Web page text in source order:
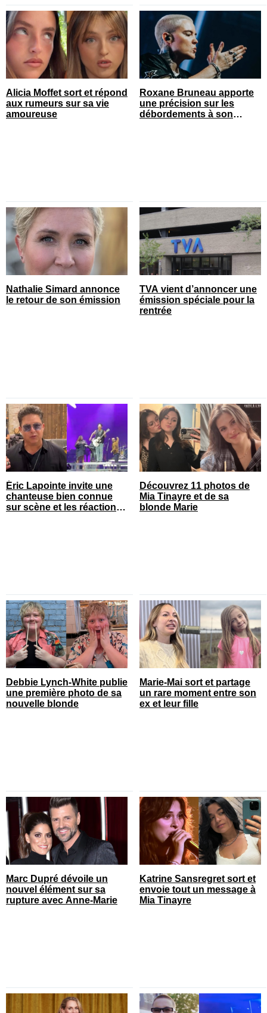
Alicia Moffet sort et répond
aux rumeurs sur sa vie
amoureuse
Roxane Bruneau apporte
une précision sur les
débordements à son
Nathalie Simard annonce
le retour de son émission
TVA vient d’annoncer une
émission spéciale pour la
rentrée
Éric Lapointe invite une
chanteuse bien connue
sur scène et les réactions
Découvrez 11 photos de
Mia Tinayre et de sa
blonde Marie
Debbie Lynch-White publie
une première photo de sa
nouvelle blonde
Marie-Mai sort et partage
un rare moment entre son
ex et leur fille
Marc Dupré dévoile un
nouvel élément sur sa
rupture avec Anne-Marie
Katrine Sansregret sort et
envoie tout un message à
Mia Tinayre